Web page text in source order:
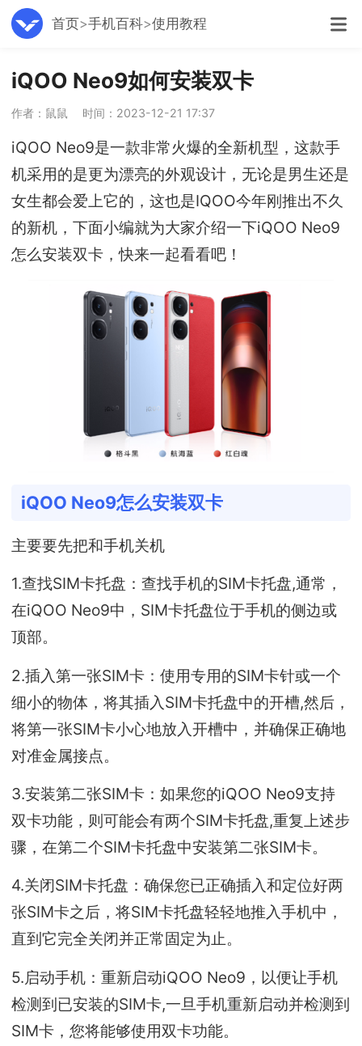
首页 手机百科 使用教程
iQOO Neo9如何安装双卡
作者：鼠鼠 时间：2023-12-21 17:37
iQOO Neo9是一款非常火爆的全新机型，这款手
机采用的是更为漂亮的外观设计，无论是男生还是
女生都会爱上它的，这也是IQOO今年刚推出不久
的新机，下面小编就为大家介绍一下iQOO Neo9
怎么安装双卡，快来一起看看吧！
iQOO Neo9怎么安装双卡
主要要先把和手机关机
1.查找SIM卡托盘：查找手机的SIM卡托盘,通常，
在iQOO Neo9中，SIM卡托盘位于手机的侧边或
顶部。
2.插入第一张SIM卡：使用专用的SIM卡针或一个
细小的物体，将其插入SIM卡托盘中的开槽,然后，
将第一张SIM卡小心地放入开槽中，并确保正确地
对准金属接点。
3.安装第二张SIM卡：如果您的iQOO Neo9支持
双卡功能，则可能会有两个SIM卡托盘,重复上述步
骤，在第二个SIM卡托盘中安装第二张SIM卡。
4.关闭SIM卡托盘：确保您已正确插入和定位好两
张SIM卡之后，将SIM卡托盘轻轻地推入手机中，
直到它完全关闭并正常固定为止。
5.启动手机：重新启动iQOO Neo9，以便让手机
检测到已安装的SIM卡,一旦手机重新启动并检测到
SIM卡，您将能够使用双卡功能。